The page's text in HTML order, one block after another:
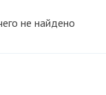
не найдено